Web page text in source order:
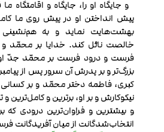
و جایگاه او را، جایگاه و اقامتگاه
پیش انداختن او در پیش روی ما
بهشت‌هایت نماید و به هم‌نشینی
خالصت نائل کند. خدایا بر محمّد
فرست و درود فرست بر محمّد جدّ
بزرگ‌تر و بر پدرش آن سرور پس از
کبری، فاطمه دختر محمّد و بر کسانی
نیکوکارش و بر او، برترین و کامل‌ترین و
و بیشترین و فراوان‌ترین درودی که
انتخاب‌شدگانت از میان آفریدگانت